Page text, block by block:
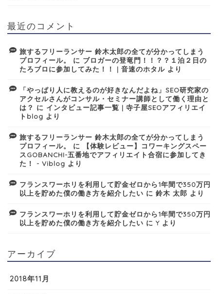
最近のコメント
旅するフリーランサー 鈴木太郎の全てが分かってしまう
プロフィール。
に ブロガーの登竜門！！？？１泊２日の
たろブロに参加してみた！！ | 音速のホタル より
「やっぱり人に教えるのが好きなんだよね」SEO研究家の
アクセルさんがコンサル・セミナー講師として働く理由と
は？ に インタビュー記事一覧 | 寺子屋SEOアフィリエイ
トblog より
旅するフリーランサー 鈴木太郎の全てが分かってしまう
プロフィール。
に
【体験レビュー】コワーキングスペー
スGOBANCHI-五番地でアフィリエイト合宿に参加してき
た！ - Viblog より
フランスワーホリを利用して貯金ゼロから1年間で350万円
以上を貯めた僕の働き方を紹介したい に 鈴木 太郎 より
フランスワーホリを利用して貯金ゼロから1年間で350万円
以上を貯めた僕の働き方を紹介したい に Y より
アーカイブ
2018年11月